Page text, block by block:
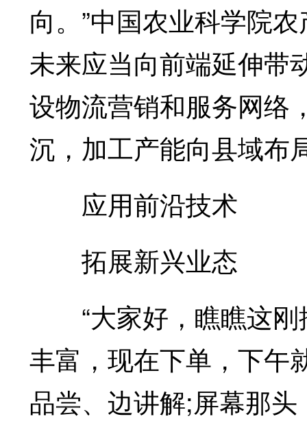
向。”中国农业科学院
未来应当向前端延伸带
设物流营销和服务网络
沉，加工产能向县域布
应用前沿技术
拓展新兴业态
“大家好，瞧瞧这刚
丰富，现在下单，下
品尝、边讲解;屏幕那